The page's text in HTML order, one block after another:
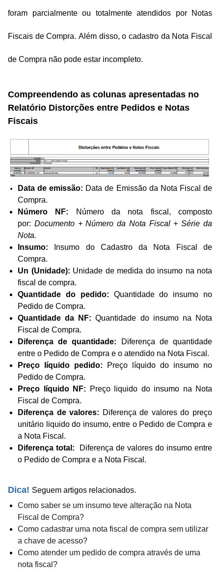
foram parcialmente ou totalmente atendidos por Notas
Fiscais de Compra. Além disso, o cadastro da Nota Fiscal
de Compra não pode estar incompleto.
Compreendendo as colunas apresentadas no
Relatório Distorções entre Pedidos e Notas
Fiscais
Data de emissão: Data de Emissão da Nota Fiscal de
Compra.
Número NF:
Número da nota fiscal, composto
por: Documento + Número da Nota Fiscal + Série da
Nota.
Insumo: Insumo do Cadastro da Nota Fiscal de
Compra.
Un (Unidade): Unidade de medida do insumo na nota
fiscal de compra.
Quantidade do pedido:
Quantidade do insumo no
Pedido de Compra.
Quantidade da NF: Quantidade do insumo na Nota
Fiscal de Compra.
Diferença de quantidade:
Diferença de quantidade
entre o Pedido de Compra e o atendido na Nota Fiscal.
Preço líquido pedido:
Preço líquido do insumo no
Pedido de Compra.
Preço líquido NF:
Preço liquido do insumo na Nota
Fiscal de Compra.
Diferença de valores: Diferença de valores do preço
unitário liquido do insumo, entre o Pedido de Compra e
a Nota Fiscal.
Diferença total:
Diferença de valores do insumo entre
o Pedido de Compra e a Nota Fiscal.
Dica! Seguem artigos relacionados.
Como saber se um insumo teve alteração na Nota
Fiscal de Compra?
Como cadastrar uma nota fiscal de compra sem utilizar
a chave de acesso?
Como atender um pedido de compra através de uma
nota fiscal?